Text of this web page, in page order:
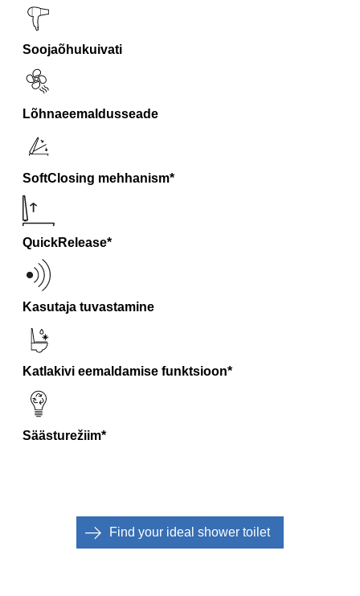
Soojaõhukuivati
Lõhnaeemaldusseade
SoftClosing mehhanism*
QuickRelease*
Kasutaja tuvastamine
Katlakivi eemaldamise funktsioon*
Säästurežiim*
Find your ideal shower toilet